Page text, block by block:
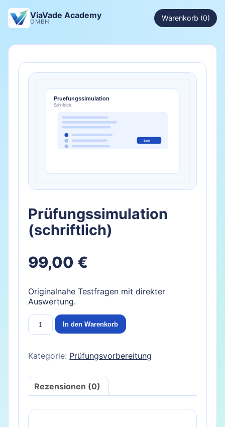
ViaVade Academy
GMBH Warenkorb (0)
Prüfungssimulation
(schriftlich)
99,00 €
Originalnahe Testfragen mit direkter
Auswertung.
Prüfungssimulation
(schriftlich)In den Warenkorb
Kategorie: Prüfungsvorbereitung
Rezensionen (0)